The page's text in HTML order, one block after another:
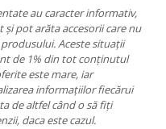
au caracter informativ,
pot arăta accesorii care nu
Aceste situații
de 1% din tot conținutul
este mare, iar
informațiilor fiecărui
de altfel când o să fiți
daca este cazul.